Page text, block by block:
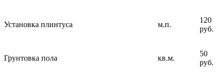
Установка плинтуса м.п.
120
руб.
Грунтовка пола кв.м.
50
руб.